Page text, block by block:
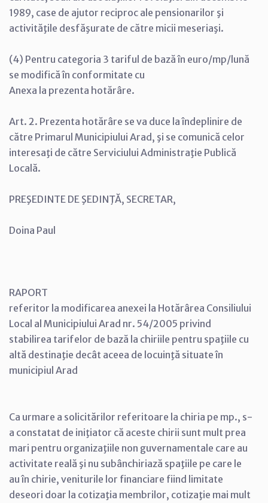
1989, case de ajutor reciproc ale pensionarilor şi
activităţile desfăşurate de către micii meseriaşi.
(4) Pentru categoria 3 tariful de bază în euro/mp/lună
se modifică în conformitate cu
Anexa la prezenta hotărâre.
Art. 2. Prezenta hotărâre se va duce la îndeplinire de
către Primarul Municipiului Arad, şi se comunică celor
interesaţi de către Serviciului Administraţie Publică
Locală.
PREŞEDINTE DE ŞEDINŢĂ, SECRETAR,
Doina Paul
RAPORT
referitor la modificarea anexei la Hotărârea Consiliului
Local al Municipiului Arad nr. 54/2005 privind
stabilirea tarifelor de bază la chiriile pentru spaţiile cu
altă destinaţie decât aceea de locuinţă situate în
municipiul Arad
Ca urmare a solicitărilor referitoare la chiria pe mp., s-
a constatat de iniţiator că aceste chirii sunt mult prea
mari pentru organizaţiile non guvernamentale care au
activitate reală şi nu subânchiriază spaţiile pe care le
au în chirie, veniturile lor financiare fiind limitate
deseori doar la cotizaţia membrilor, cotizaţie mai mult